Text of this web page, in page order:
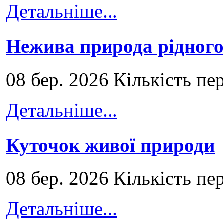
Детальніше...
Нежива природа
08 бер. 2026 Кількість
Детальніше...
Куточок живої природи
08 бер. 2026 Кількість
Детальніше...